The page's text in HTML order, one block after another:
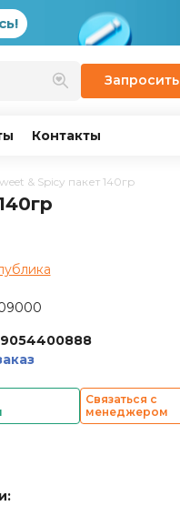
Запросить
Контакты
& Spicy пакет 140гр
Связаться с
менеджером